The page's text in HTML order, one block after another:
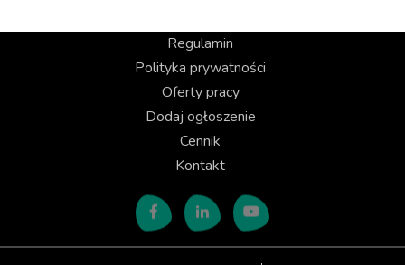
Regulamin
Polityka prywatności
Oferty pracy
Dodaj ogłoszenie
Cennik
Kontakt